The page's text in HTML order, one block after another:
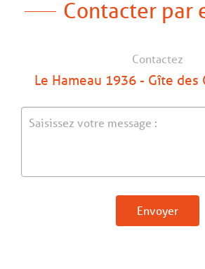
Contacter par
Contactez
Le Hameau 1936 - Gîte des
Envoyer